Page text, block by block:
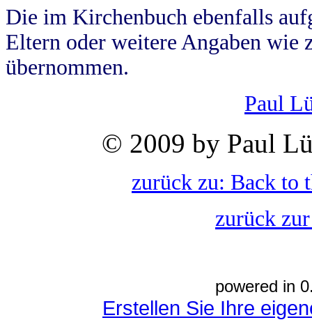
Die im Kirchenbuch ebenfalls
Eltern oder weitere Angaben wie
übernommen.
Paul
© 2009 by Paul
zurück zu: Back to
zurück
powered in
Erstellen Sie Ihre